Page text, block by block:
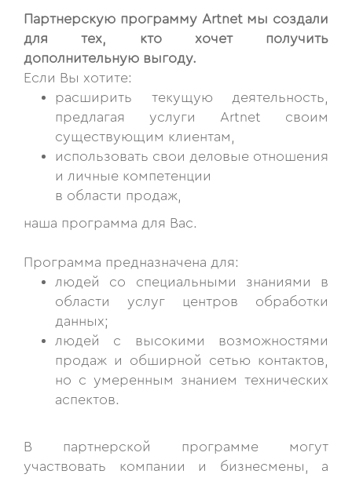
Партнерскую программу Artnet мы создали
для тех, кто хочет получить
дополнительную выгоду.
Если Вы хотите:
расширить текущую деятельность,
предлагая услуги Artnet своим
существующим клиентам,
использовать свои деловые отношения
и личные компетенции
в области продаж,
наша программа для Вас.
Программа предназначена для:
людей со специальными знаниями в
области услуг центров обработки
данных;
людей с высокими возможностями
продаж и обширной сетью контактов,
но с умеренным знанием технических
аспектов.
В партнерской программе могут
участвовать компании и бизнесмены, а